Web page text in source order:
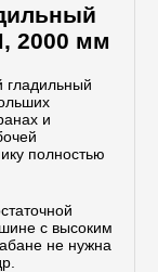
2000 мм
и
полностью
с высоким
не нужна